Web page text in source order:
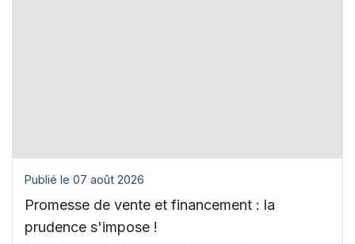
Publié le 07 août 2026
Promesse de vente et financement : la
prudence s'impose !